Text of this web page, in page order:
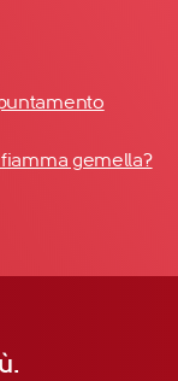
gemella?